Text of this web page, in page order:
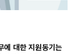
에 대한 지원동기는